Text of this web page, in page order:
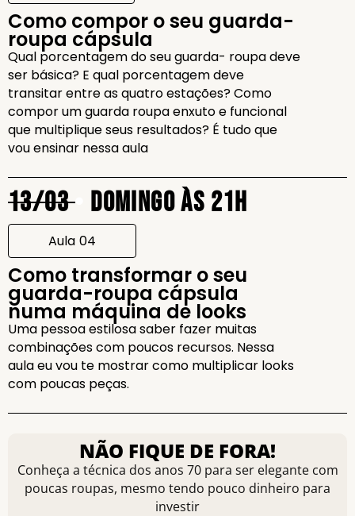
Como compor o seu guarda-
roupa cápsula
Qual porcentagem do seu guarda- roupa deve
ser básica? E qual porcentagem deve
transitar entre as quatro estações? Como
compor um guarda roupa enxuto e funcional
que multiplique seus resultados? É tudo que
vou ensinar nessa aula
13/03• Domingo às 21h
Aula 04
Como transformar o seu
guarda-roupa cápsula
numa máquina de looks
Uma pessoa estilosa saber fazer muitas
combinações com poucos recursos. Nessa
aula eu vou te mostrar como multiplicar looks
com poucas peças.
NÃO FIQUE DE FORA!
Conheça a técnica dos anos 70 para ser elegante com
poucas roupas, mesmo tendo pouco dinheiro para
investir